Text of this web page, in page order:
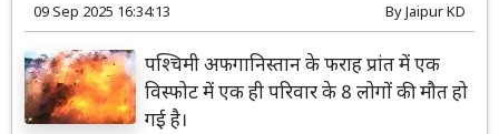
09 Sep 2025 16:34:13 ByJaipur KD
पश्चिमी अफगानिस्तान के फराह प्रांत में एक
विस्फोट में एक ही परिवार के 8 लोगों की मौत हो
गई है।